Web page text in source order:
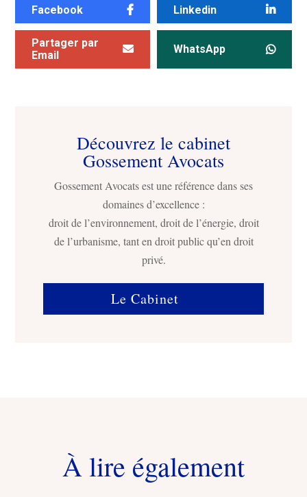
Facebook Linkedin
Partager par
Email
WhatsApp
Découvrez le cabinet
Gossement Avocats
Gossement Avocats est une référence dans ses
domaines d’excellence :
droit de l’environnement, droit de l’énergie, droit
de l’urbanisme, tant en droit public qu’en droit
privé.
Le Cabinet
À lire également